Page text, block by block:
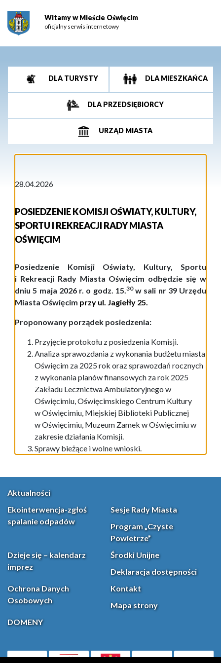
Witamy w Mieście Oświęcim
oficjalny serwis internetowy
DLA TURYSTY DLA MIESZKAŃCA
DLA PRZEDSIĘBIORCY
URZĄD MIASTA
28.04.2026
POSIEDZENIE KOMISJI OŚWIATY, KULTURY,
SPORTU I REKREACJI RADY MIASTA
OŚWIĘCIM
Posiedzenie Komisji Oświaty, Kultury, Sportu
i Rekreacji Rady Miasta Oświęcim odbędzie się w
dniu5 maja 2026r. o godz. 15.30 w sali nr 39 Urzędu
Miasta Oświęcim przy ul. Jagiełły 25.
Proponowany porządek posiedzenia:
Przyjęcie protokołu z posiedzenia Komisji.
Analizasprawozdania z wykonania budżetu miasta
Oświęcim za 2025 rok oraz sprawozdań rocznych
z wykonania planów finansowych za rok 2025
Zakładu Lecznictwa Ambulatoryjnego w
Oświęcimiu, Oświęcimskiego Centrum Kultury
w Oświęcimiu, Miejskiej Biblioteki Publicznej
w Oświęcimiu, Muzeum Zamek w Oświęcimiuw
zakresie działania Komisji.
Sprawy bieżące i wolne wnioski.
Aktualności
Ekointerwencja-zgłoś
spalanie odpadów
Sesje Rady Miasta
Program „Czyste
Powietrze”
Dzieje się – kalendarz
imprez
Środki Unijne
Deklaracja dostępności
Ochrona Danych
Osobowych
Kontakt
Mapa strony
DOMENY